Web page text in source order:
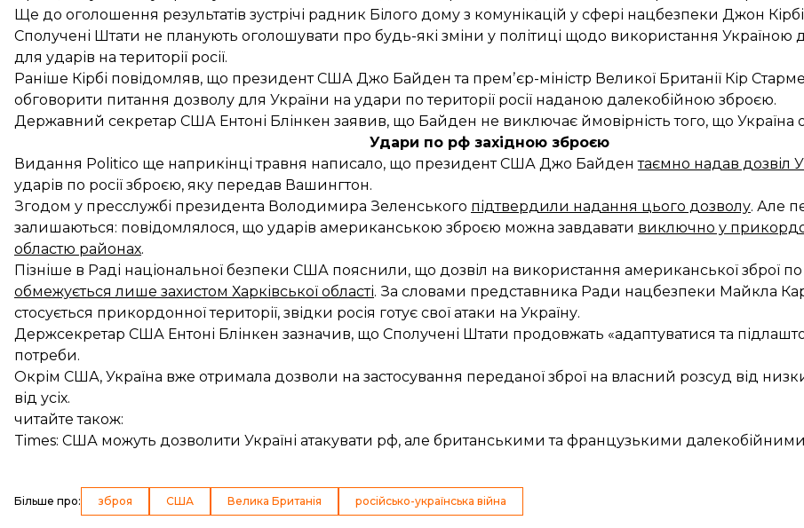
Ще до оголошення результатів зустрічі радник Білого дому з комунікацій у сфері нацбезпеки Джон
Сполучені Штати не планують оголошувати про будь-які зміни у політиці щодо використання Україною
для ударів на території росії.
Раніше Кірбі повідомляв, що президент США Джо Байден та премʼєр-міністр Великої Британії Кір
обговорити питання дозволу для України на удари по території росії наданою далекобійною зброєю.
Державний секретар США Ентоні Блінкен заявив, що Байден не виключає ймовірність того, що Україна
Удари по рф західною зброєю
Видання Politico ще наприкінці травня написало, що президент США Джо Байдентаємно надав дозвіл
ударів по росії зброєю, яку передав Вашингтон.
Згодом у пресслужбі президента Володимира Зеленського підтвердили надання цього дозволу. Але
залишаються: повідомлялося, що ударів американською зброєю можна завдавати виключно у
областю районах.
Пізніше в Раді національної безпеки США пояснили, що дозвіл на використання американської зброї по
обмежується лише захистом Харківської області. За словами представника Ради нацбезпеки Майкла
стосується прикордонної території, звідки росія готує свої атаки на Україну.
Держсекретар США Ентоні Блінкен зазначив, що Сполучені Штати продовжать «адаптуватися та
потреби.
Окрім США, Україна вже отримала дозволи на застосування переданої зброї на власний розсуд від
від усіх.
читайте також:
Times: США можуть дозволити Україні атакувати рф, але британськими та французькими
Більше про: зброя США Велика Британія російсько-українська війна